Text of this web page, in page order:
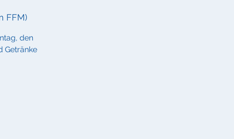
FFM)
den
Getränke